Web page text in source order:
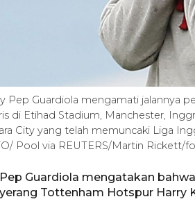
Pep Guardiola mengamati jalannya
di Etihad Stadium, Manchester,
City yang telah memuncaki Liga
Pool via REUTERS/Martin Rickett/
Guardiola mengatakan
Tottenham Hotspur Harry